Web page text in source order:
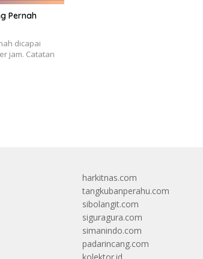
Pernah
dicapai
jam. Catatan
harkitnas.com
tangkubanperahu.com
sibolangit.com
siguragura.com
simanindo.com
padarincang.com